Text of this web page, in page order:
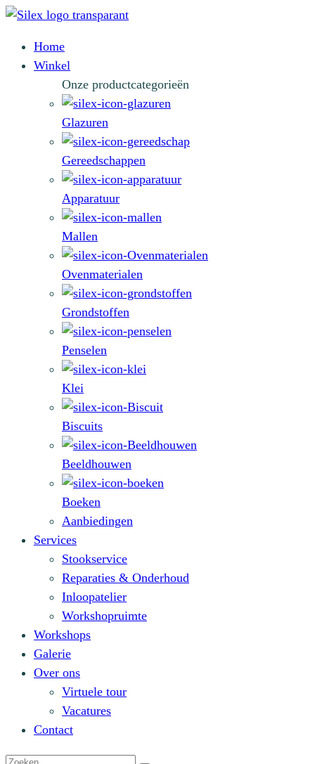
Home
Winkel
Onze productcategorieën
Glazuren
Gereedschappen
Apparatuur
Mallen
Ovenmaterialen
Grondstoffen
Penselen
Klei
Biscuits
Beeldhouwen
Boeken
Aanbiedingen
Services
Stookservice
Reparaties & Onderhoud
Inloopatelier
Workshopruimte
Workshops
Galerie
Over ons
Virtuele tour
Vacatures
Contact